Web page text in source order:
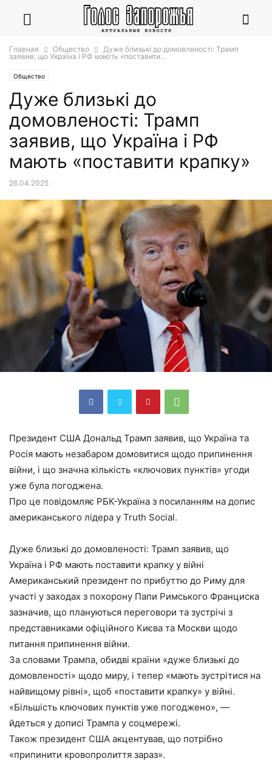
Главная Общество
Дуже близькі до домовленості: Трамп
заявив, що Україна і РФ мають «поставити...
Общество
Дуже близькі до
домовленості: Трамп
заявив, що Україна і РФ
мають «поставити крапку»
26.04.2025
Президент США Дональд Трамп заявив, що Україна та
Росія мають незабаром домовитися щодо припинення
війни, і що значна кількість «ключових пунктів» угоди
уже була погоджена.
Про це повідомляє РБК-Україна з посиланням на допис
американського лідера у Truth Social.
Дуже близькі до домовленості: Трамп заявив, що
Україна і РФ мають поставити крапку у війні
Американський президент по прибуттю до Риму для
участі у заходах з похорону Папи Римського Франциска
зазначив, що плануються переговори та зустрічі з
представниками офіційного Києва та Москви щодо
питання припинення війни.
За словами Трампа, обидві країни «дуже близькі до
домовленості» щодо миру, і тепер «мають зустрітися на
найвищому рівні», щоб «поставити крапку» у війні.
«Більшість ключових пунктів уже погоджено», —
йдеться у дописі Трампа у соцмережі.
Також президент США акцентував, що потрібно
«припинити кровопролиття зараз».